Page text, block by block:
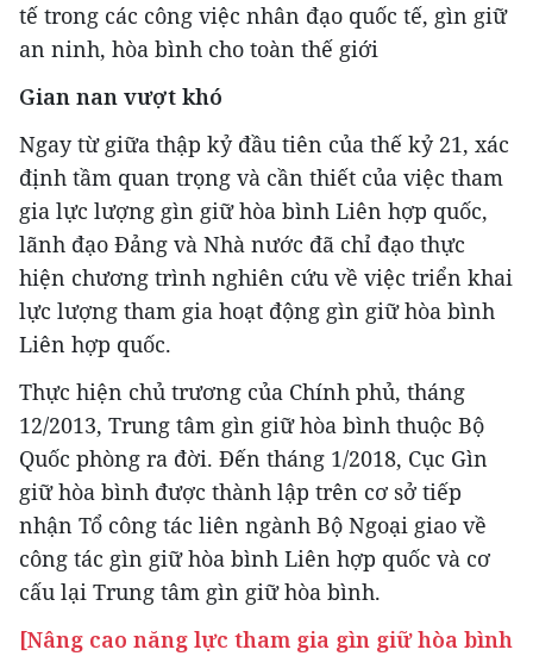
tế trong các công việc nhân đạo quốc tế, gìn giữ
an ninh, hòa bình cho toàn thế giới
Gian nan vượt khó
Ngay từ giữa thập kỷ đầu tiên của thế kỷ 21, xác
định tầm quan trọng và cần thiết của việc tham
gia lực lượng gìn giữ hòa bình Liên hợp quốc,
lãnh đạo Đảng và Nhà nước đã chỉ đạo thực
hiện chương trình nghiên cứu về việc triển khai
lực lượng tham gia hoạt động gìn giữ hòa bình
Liên hợp quốc.
Thực hiện chủ trương của Chính phủ, tháng
12/2013, Trung tâm gìn giữ hòa bình thuộc Bộ
Quốc phòng ra đời. Đến tháng 1/2018, Cục Gìn
giữ hòa bình được thành lập trên cơ sở tiếp
nhận Tổ công tác liên ngành Bộ Ngoại giao về
công tác gìn giữ hòa bình Liên hợp quốc và cơ
cấu lại Trung tâm gìn giữ hòa bình.
[Nâng cao năng lực tham gia gìn giữ hòa bình